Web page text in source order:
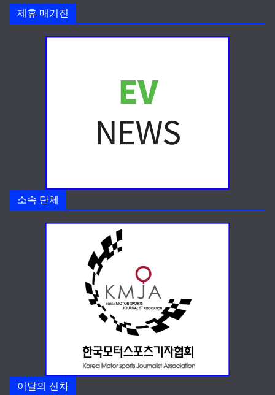
제휴 매거진
소속 단체
이달의 신차